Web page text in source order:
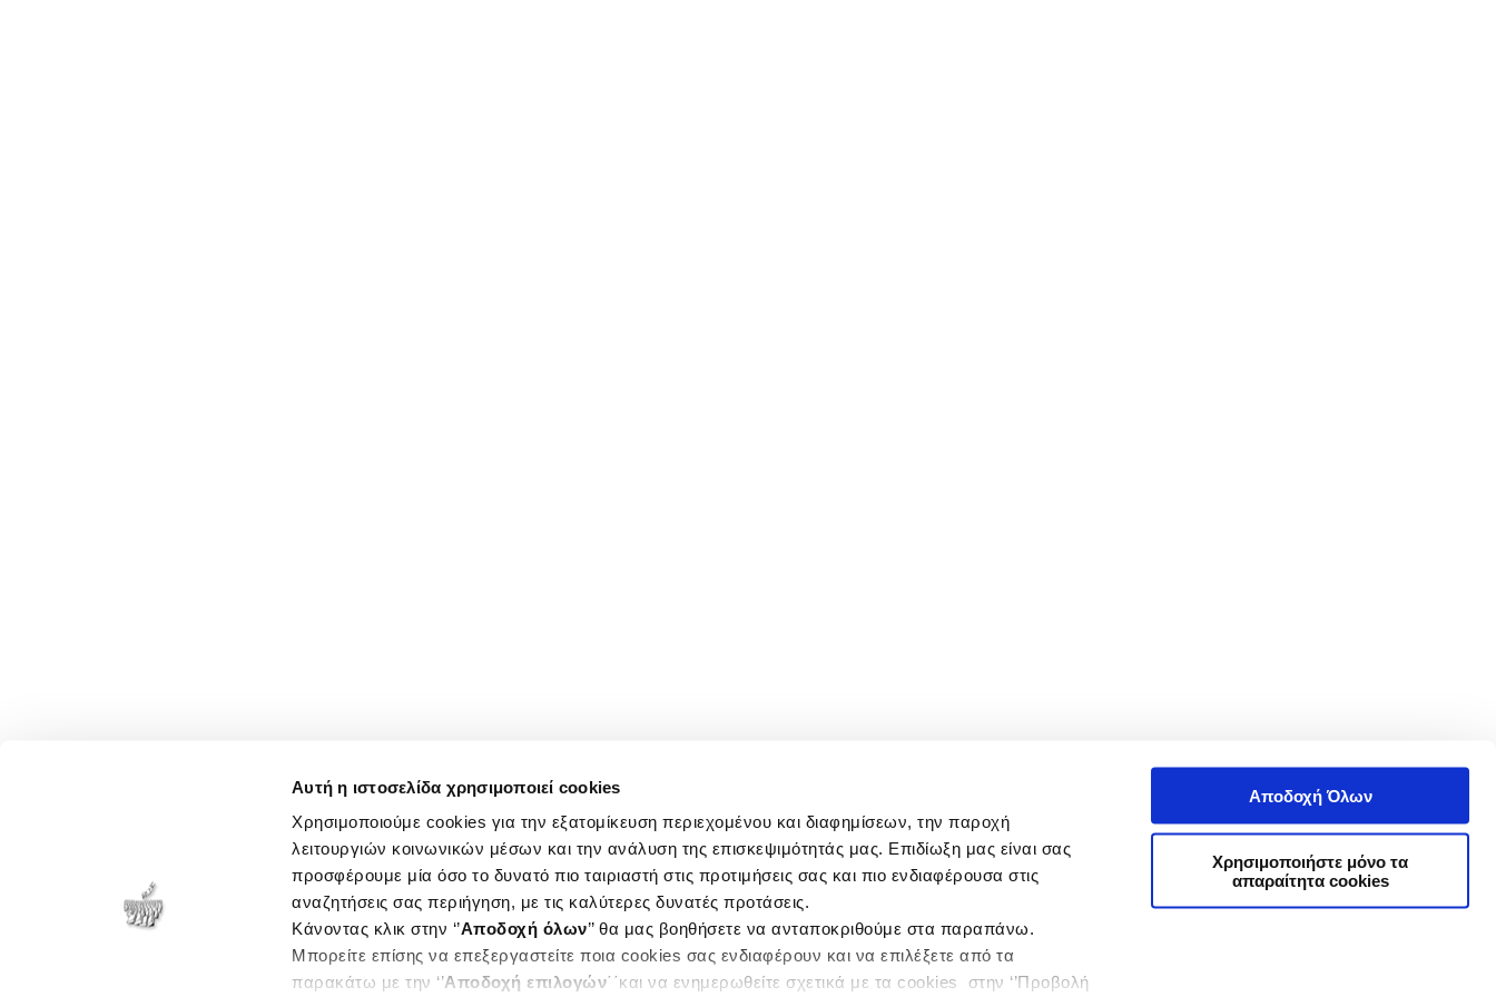
Αυτή η ιστοσελίδα χρησιμοποιεί cookies
Χρησιμοποιούμε cookies για την εξατομίκευση περιεχομένου και διαφημίσεων, την παροχή
λειτουργιών κοινωνικών μέσων και την ανάλυση της επισκεψιμότητάς μας. Επιδίωξη μας είναι σας
προσφέρουμε μία όσο το δυνατό πιο ταιριαστή στις προτιμήσεις σας και πιο ενδιαφέρουσα στις
αναζητήσεις σας περιήγηση, με τις καλύτερες δυνατές προτάσεις.
Κάνοντας κλικ στην ‘’Αποδοχή όλων’’ θα μας βοηθήσετε να ανταποκριθούμε στα παραπάνω.
Μπορείτε επίσης να επεξεργαστείτε ποια cookies σας ενδιαφέρουν και να επιλέξετε από τα
παρακάτω με την ‘’Αποδοχή επιλογών΄΄και να ενημερωθείτε σχετικά με τα cookies στην ‘’Προβολή
Αποδοχή Όλων
Χρησιμοποιήστε μόνο τα
απαραίτητα cookies